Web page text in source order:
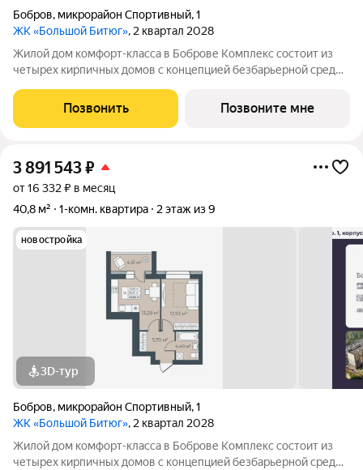
Бобров, микрорайон Спортивный,1
ЖК «Большой Битюг», 2 квартал 2028
Жилой дом комфорт-класса в Боброве Комплекс состоит из
четырех кирпичных домов с концепцией безбарьерной среды,
пожилых людей и родителей с колясками. Функциональное
использование квадратных
Позвонить Позвоните мне
3 891 543₽
от 16 332 ₽ в месяц
40,8 м²
1-комн. квартира 2 этаж из 9
новостройка
3D-тур
Бобров, микрорайон Спортивный,1
ЖК «Большой Битюг», 2 квартал 2028
Жилой дом комфорт-класса в Боброве Комплекс состоит из
четырех кирпичных домов с концепцией безбарьерной среды,